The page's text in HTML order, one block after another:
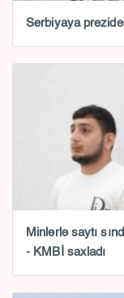
Serbiyaya
Minlərlə saytı
- KMBİ saxladı